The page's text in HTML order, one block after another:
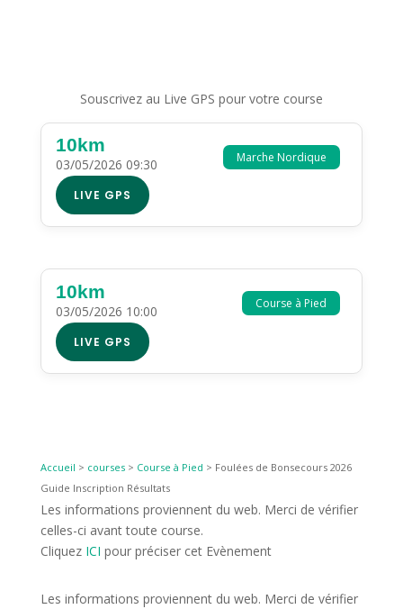
Souscrivez au Live GPS pour votre course
Marche Nordique
10km
03/05/2026 09:30
LIVE GPS
Course à Pied
10km
03/05/2026 10:00
LIVE GPS
Accueil > courses> Course à Pied > Foulées de Bonsecours 2026
Guide Inscription Résultats
Les informations proviennent du web. Merci de vérifier
celles-ci avant toute course.
Cliquez ICI pour préciser cet Evènement
Les informations proviennent du web. Merci de vérifier